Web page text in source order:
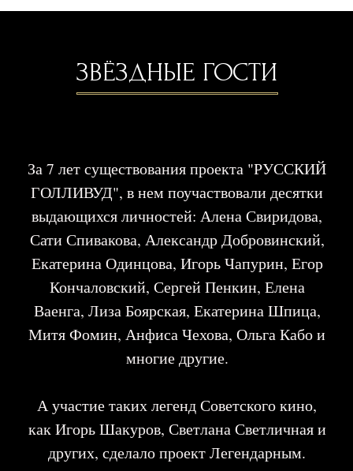
7 причин Вашего участия в
проекте:
Вы почувствуете себя Настоящей
Звездой и станете частью воссозданого
уникального процесса - съемки
1
благодаря взгляду Мастера, откроете в
2